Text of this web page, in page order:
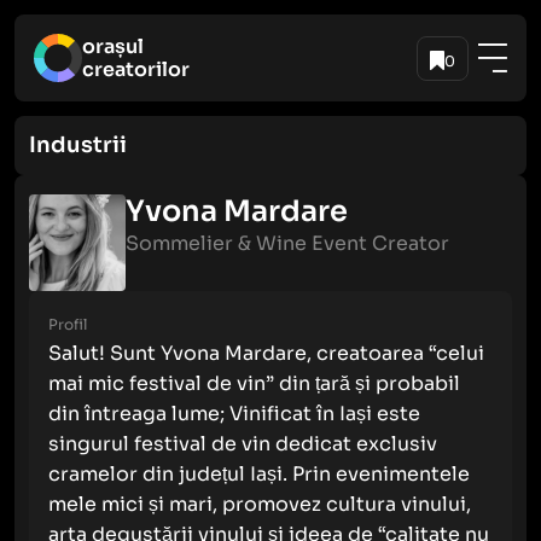
orașul
creatorilor
0
Industrii
Yvona Mardare
Sommelier & Wine Event Creator
Profil
Salut! Sunt Yvona Mardare, creatoarea “celui
mai mic festival de vin” din țară și probabil
din întreaga lume; Vinificat în Iași este
singurul festival de vin dedicat exclusiv
cramelor din județul Iași. Prin evenimentele
mele mici și mari, promovez cultura vinului,
arta degustării vinului și ideea de “calitate nu